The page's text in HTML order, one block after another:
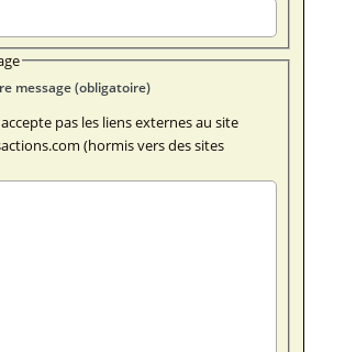
Texte de votre message (obligatoire)
pas les liens externes au site
(hormis vers des sites